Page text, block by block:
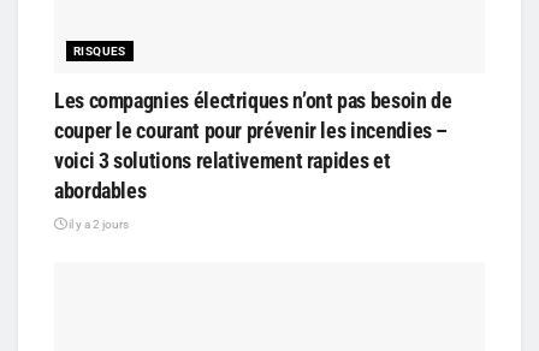
RISQUES
Les compagnies électriques n’ont pas besoin de
couper le courant pour prévenir les incendies –
voici 3 solutions relativement rapides et
abordables
il y a 2 jours